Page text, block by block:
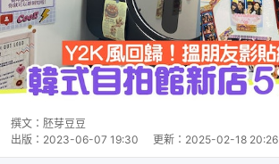
撰文： 胚芽豆豆
出版： 2023-06-07 19:30 更新： 2025-02-18 20:26